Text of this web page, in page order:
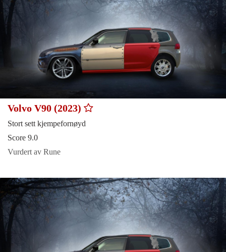
Volvo V90 (2023)
Stort sett kjempefornøyd
Score 9.0
Vurdert av Rune